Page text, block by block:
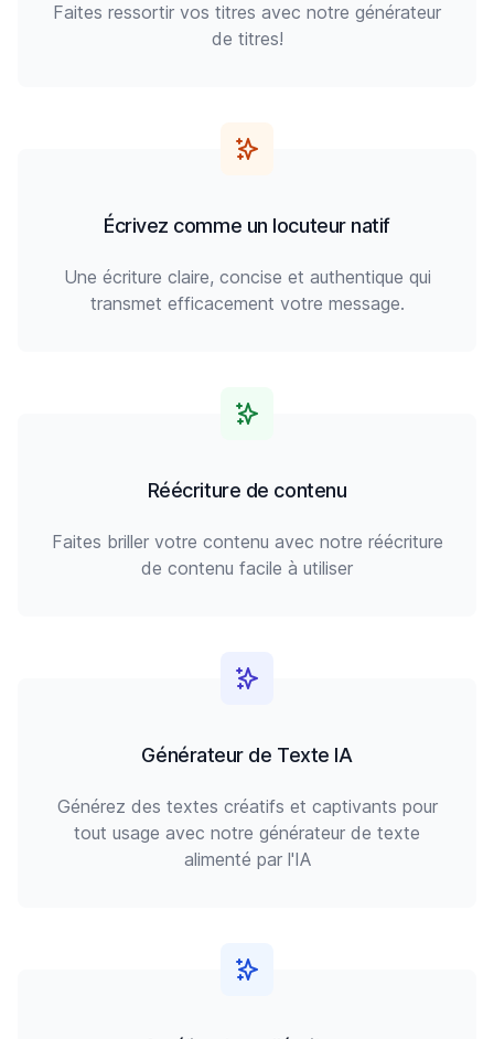
Faites ressortir vos titres avec notre générateur
de titres!
Écrivez comme un locuteur natif
Une écriture claire, concise et authentique qui
transmet efficacement votre message.
Réécriture de contenu
Faites briller votre contenu avec notre réécriture
de contenu facile à utiliser
Générateur de Texte IA
Générez des textes créatifs et captivants pour
tout usage avec notre générateur de texte
alimenté par l'IA